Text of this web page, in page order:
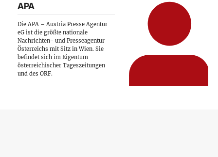
APA
Die APA – Austria Presse Agentur
eG ist die größte nationale
Nachrichten- und Presseagentur
Österreichs mit Sitz in Wien. Sie
befindet sich im Eigentum
österreichischer Tageszeitungen
und des ORF.